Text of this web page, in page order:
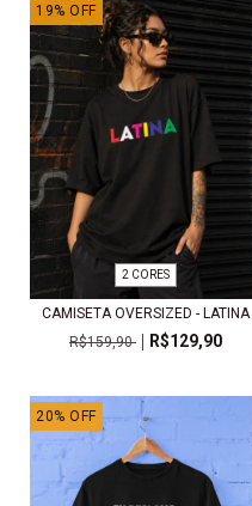
19% OFF
2 CORES
CAMISETA OVERSIZED - LATINA
R$159,90
R$129,90
20% OFF